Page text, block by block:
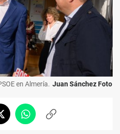
en Almería. Juan Sánchez Foto
WhatsappCopiar